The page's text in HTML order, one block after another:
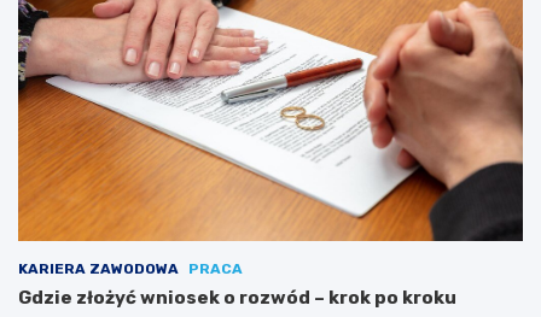
KARIERA ZAWODOWA PRACA
Gdzie złożyć wniosek o rozwód – krok po kroku